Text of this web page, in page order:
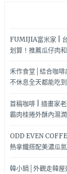
FUMIJIA富米家 |
划算！推薦瓜仔肉
禾作食堂│結合咖啡
不休息全天都能吃
首稿咖啡 | 插畫家
霸肉桂捲外酥內濕
ODD EVEN
熱拿鐵搭配美濃瓜
韓小鍋│外觀走韓屋